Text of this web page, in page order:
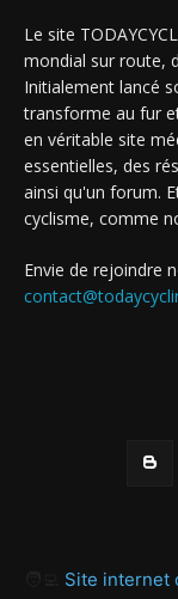
Le site
mondial sur route,
Initialement lancé
transforme au fur
en véritable site
essentielles, des
ainsi qu'un forum.
cyclisme, comme
Envie de rejoindre
Site internet